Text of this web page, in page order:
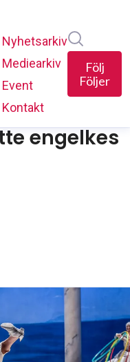
Nyhetsarkiv
Mediearkiv
Event
Kontakt
Följ
Följer
engelkes